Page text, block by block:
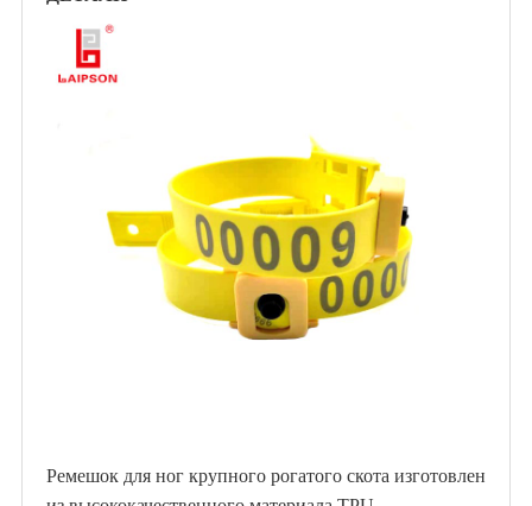
Ремешок для ног крупного рогатого скота изготовлен